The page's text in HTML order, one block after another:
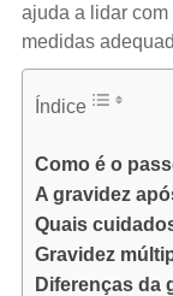
ajuda a lidar
medidas
Índice
Como é o
A gravidez
Quais
Gravidez
Diferenças da